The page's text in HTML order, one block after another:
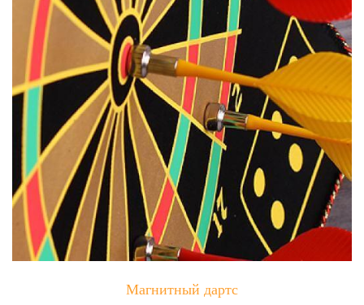
Магнитный дартс